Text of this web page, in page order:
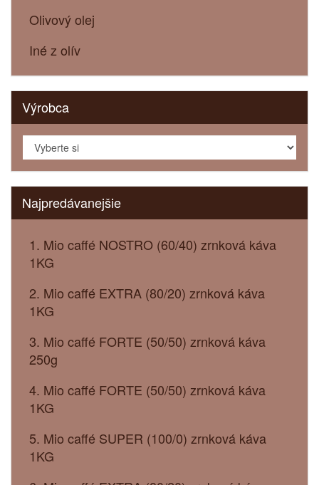
Olivový olej
Iné z olív
Výrobca
Najpredávanejšie
1. Mio caffé NOSTRO (60/40) zrnková káva
1KG
2. Mio caffé EXTRA (80/20) zrnková káva
1KG
3. Mio caffé FORTE (50/50) zrnková káva
250g
4. Mio caffé FORTE (50/50) zrnková káva
1KG
5. Mio caffé SUPER (100/0) zrnková káva
1KG